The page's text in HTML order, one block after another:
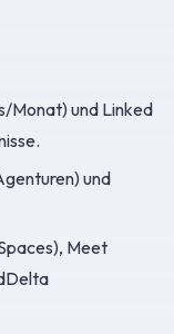
Monat) und Linked
und
Meet